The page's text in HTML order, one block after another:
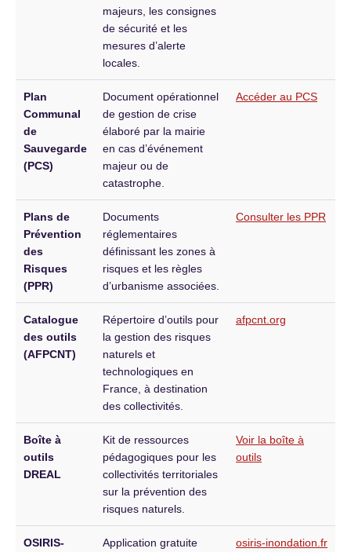
majeurs, les consignes
de sécurité et les
mesures d’alerte
locales.
Plan
Communal
de
Sauvegarde
(PCS)
Document opérationnel
de gestion de crise
élaboré par la mairie
en cas d’événement
majeur ou de
catastrophe.
Accéder au PCS
Plans de
Prévention
des
Risques
(PPR)
Documents
réglementaires
définissant les zones à
risques et les règles
d’urbanisme associées.
Consulter les PPR
Catalogue
des outils
(AFPCNT)
Répertoire d’outils pour
la gestion des risques
naturels et
technologiques en
France, à destination
des collectivités.
afpcnt.org
Boîte à
outils
DREAL
Kit de ressources
pédagogiques pour les
collectivités territoriales
sur la prévention des
risques naturels.
Voir la boîte à
outils
OSIRIS-
Application gratuite
osiris-inondation.fr